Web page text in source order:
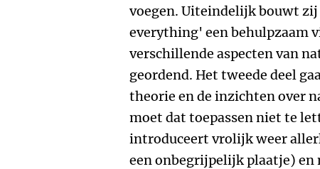
voegen. Uiteindelijk bouwt zij
everything' een behulpzaam
verschillende aspecten van
geordend. Het tweede deel
theorie en de inzichten over
moet dat toepassen niet te
introduceert vrolijk weer
een onbegrijpelijk plaatje)